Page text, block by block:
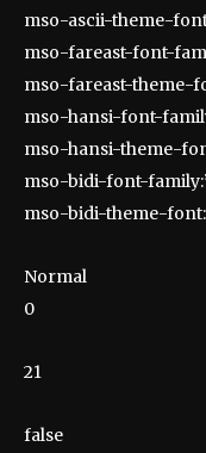
mso-ascii-theme-
mso-fareast-font-
mso-fareast-theme-
mso-hansi-font-
mso-hansi-theme-
mso-bidi-font-
mso-bidi-theme-
Normal
0
21
false